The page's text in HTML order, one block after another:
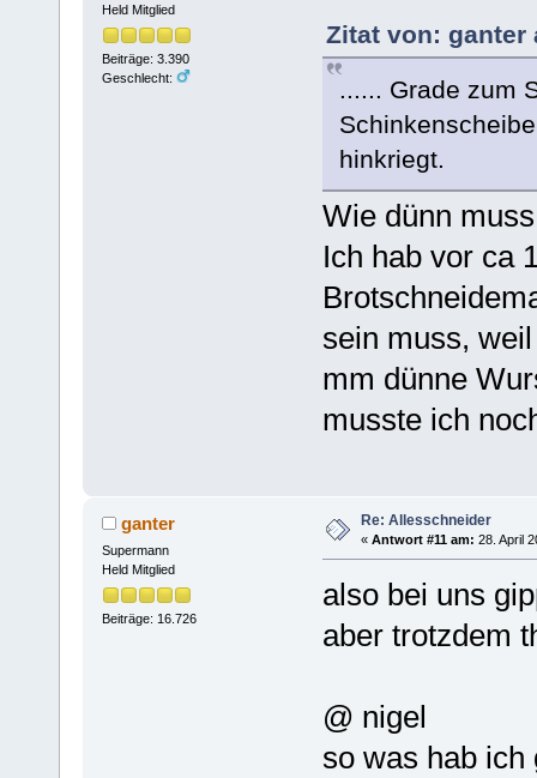
Held Mitglied
Beiträge: 3.390
Geschlecht:
Zitat von: ganter
...... Grade zum
hinkriegt.
Wie dünn
Ich hab vor ca
sein muss,
mm dünne
musste ich
ganter
Supermann
Held Mitglied
Beiträge: 16.726
Re: Allesschneider
« Antwort #11 am: 28. April
also bei uns
aber trotzdem
@ nigel
so was hab ich